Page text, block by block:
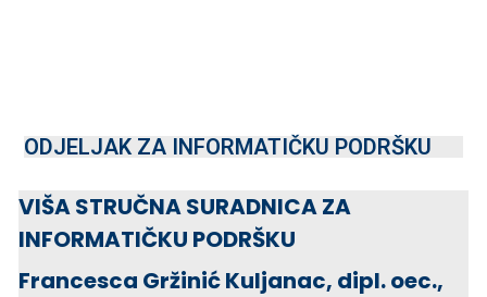
ODJELJAK ZA INFORMATIČKU PODRŠKU
VIŠA STRUČNA SURADNICA ZA
INFORMATIČKU PODRŠKU
Francesca Gržinić Kuljanac, dipl. oec.,